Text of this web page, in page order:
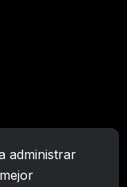
administrar